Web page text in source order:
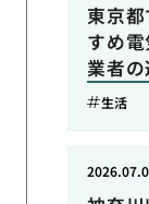
東京
すめ
業者
生活